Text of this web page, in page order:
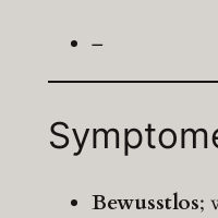
–
Bewusstlos;